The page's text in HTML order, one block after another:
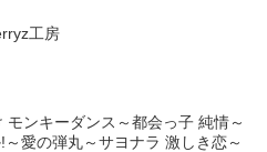
工房
ンキーダンス～都会っ子 純情～
愛の弾丸～サヨナラ 激しき恋～